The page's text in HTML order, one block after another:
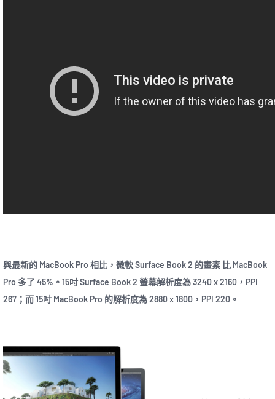
與最新的 MacBook Pro 相比，微軟 Surface Book 2 的畫素 比 MacBook
Pro 多了 45%。15吋 Surface Book 2 螢幕解析度為 3240 x 2160，PPI
267；而 15吋 MacBook Pro 的解析度為 2880 x 1800，PPI 220。